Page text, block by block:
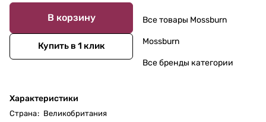
В корзину
Купить в 1 клик
Характеристики
Страна: Великобритания
Все товары Mossburn
Mossburn
Все бренды категории